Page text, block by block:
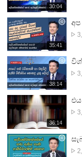
재
생
시
간
30:04
재
생
시
간
35:41
재
생
시
간
38:14
재
생
시
간
36:14